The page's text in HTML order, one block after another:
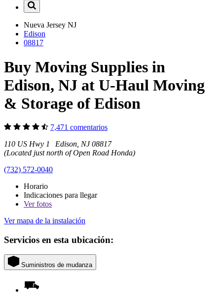
Nueva Jersey NJ
Edison
08817
Buy Moving Supplies in
Edison, NJ at U-Haul Moving
& Storage of Edison
7,471 comentarios
110 US Hwy 1 Edison, NJ 08817
(Located just north of Open Road Honda)
(732) 572-0040
Horario
Indicaciones para llegar
Verfotos
Ver mapa de la instalación
Servicios en esta ubicación:
Suministros de mudanza